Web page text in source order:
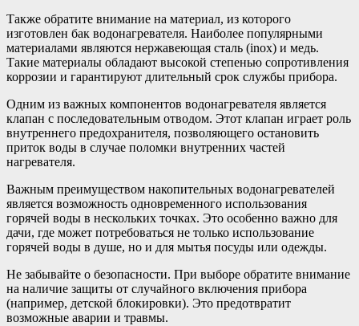
Также обратите внимание на материал, из которого
изготовлен бак водонагревателя. Наиболее популярными
материалами являются нержавеющая сталь (inox) и медь.
Такие материалы обладают высокой степенью сопротивления
коррозии и гарантируют длительный срок службы прибора.
Одним из важных компонентов водонагревателя является
клапан с последовательным отводом. Этот клапан играет роль
внутреннего предохранителя, позволяющего остановить
приток воды в случае поломки внутренних частей
нагревателя.
Важным преимуществом накопительных водонагревателей
является возможность одновременного использования
горячей воды в нескольких точках. Это особенно важно для
дачи, где может потребоваться не только использование
горячей воды в душе, но и для мытья посуды или одежды.
Не забывайте о безопасности. При выборе обратите внимание
на наличие защиты от случайного включения прибора
(например, детской блокировки). Это предотвратит
возможные аварии и травмы.